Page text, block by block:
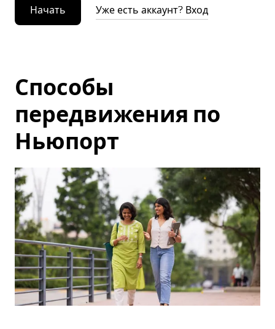
Начать Уже есть аккаунт? Вход
Способы
передвижения по
Ньюпорт